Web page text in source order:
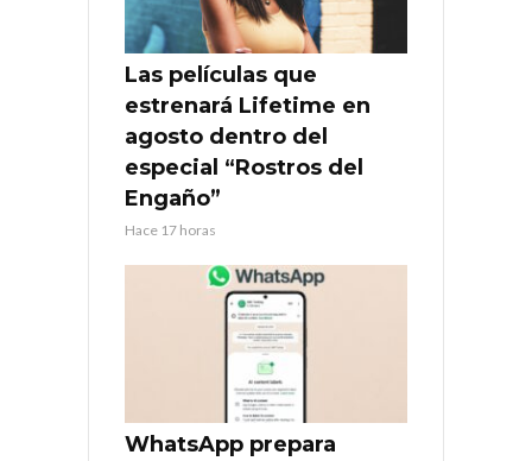
Las películas que
estrenará Lifetime en
agosto dentro del
especial “Rostros del
Engaño”
Hace 17 horas
WhatsApp prepara